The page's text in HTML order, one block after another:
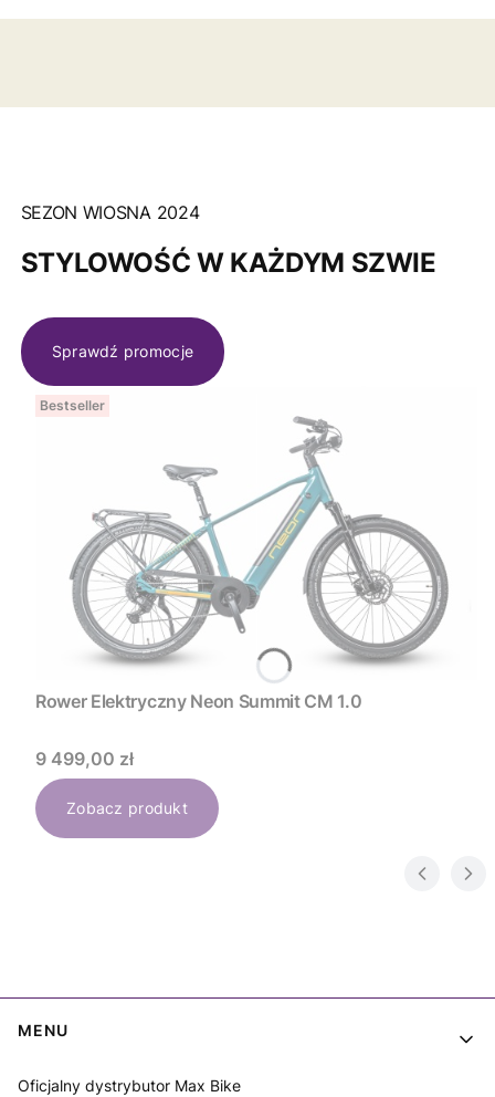
SEZON WIOSNA 2024
STYLOWOŚĆ W KAŻDYM SZWIE
Sprawdź promocje
Bestseller
Rower Elektryczny Neon Summit CM 1.0
Cena
9 499,00 zł
Zobacz produkt
Linki w stopce
MENU
Oficjalny dystrybutor Max Bike